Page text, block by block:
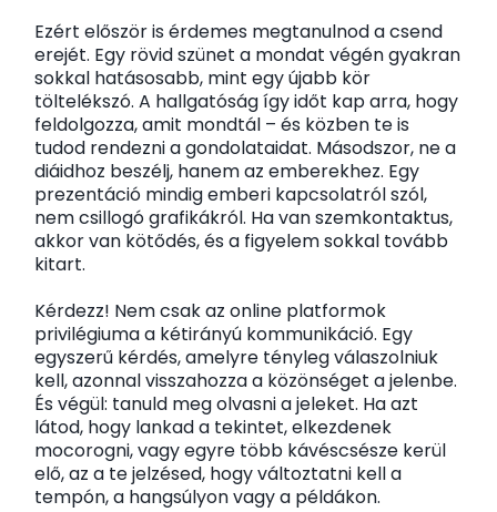
Ezért először is érdemes megtanulnod a csend
erejét. Egy rövid szünet a mondat végén gyakran
sokkal hatásosabb, mint egy újabb kör
töltelékszó. A hallgatóság így időt kap arra, hogy
feldolgozza, amit mondtál – és közben te is
tudod rendezni a gondolataidat. Másodszor, ne a
diáidhoz beszélj, hanem az emberekhez. Egy
prezentáció mindig emberi kapcsolatról szól,
nem csillogó grafikákról. Ha van szemkontaktus,
akkor van kötődés, és a figyelem sokkal tovább
kitart.
Kérdezz! Nem csak az online platformok
privilégiuma a kétirányú kommunikáció. Egy
egyszerű kérdés, amelyre tényleg válaszolniuk
kell, azonnal visszahozza a közönséget a jelenbe.
És végül: tanuld meg olvasni a jeleket. Ha azt
látod, hogy lankad a tekintet, elkezdenek
mocorogni, vagy egyre több kávéscsésze kerül
elő, az a te jelzésed, hogy változtatni kell a
tempón, a hangsúlyon vagy a példákon.